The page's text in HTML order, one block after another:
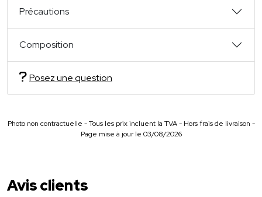
Précautions
Composition
Posez une question
Photo non contractuelle - Tous les prix incluent la TVA - Hors frais de livraison -
Page mise à jour le 03/08/2026
Avis clients